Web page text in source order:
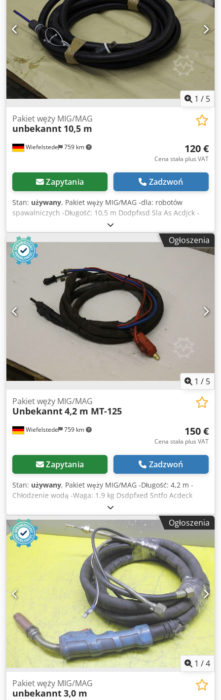
1 / 5
Wiefelstede 759 km
Pakiet węży MIG/MAG
unbekannt 10,5 m
120 €
Cena stała plus VAT
Zapytania Zadzwoń
Stan: używany, Pakiet węży MIG/MAG -dla: robotów
spawalniczych -Długość: 10,5 m Dodpfxsd Sla As Acdjck -
Ogłoszenia
1 / 5
Wiefelstede 759 km
Pakiet węży MIG/MAG
Unbekannt4,2 m MT-125
150 €
Cena stała plus VAT
Zapytania Zadzwoń
Stan: używany, Pakiet węży MIG/MAG -Długość: 4,2 m -
Chłodzenie wodą -Waga: 1,9 kg Dsdpfxed Sntfo Acdeck
Ogłoszenia
1 /4
Pakiet węży MIG/MAG
unbekannt3,0 m